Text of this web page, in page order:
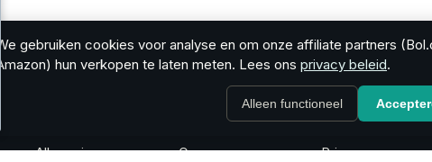
Alle reviews Over
Juridisch
Privacy
We gebruiken cookies voor analyse en om onze affiliate partners
Amazon) hun verkopen te laten meten. Lees ons privacy beleid.
Alleen functioneel